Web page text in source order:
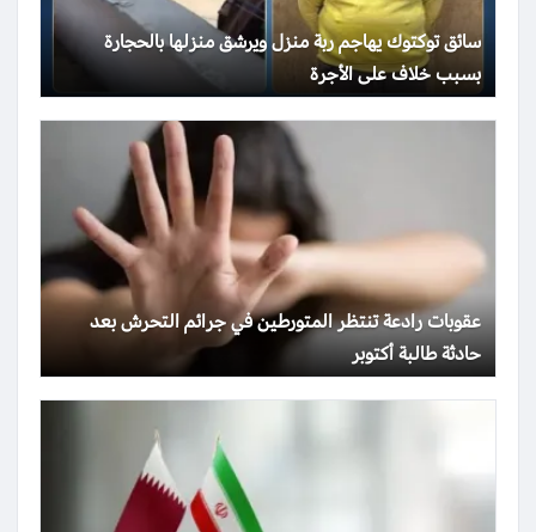
سائق توكتوك يهاجم ربة منزل ويرشق منزلها بالحجارة
بسبب خلاف على الأجرة
عقوبات رادعة تنتظر المتورطين في جرائم التحرش بعد
حادثة طالبة أكتوبر